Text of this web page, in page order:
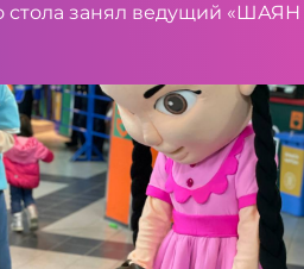
стола занял ведущий «ШАЯН